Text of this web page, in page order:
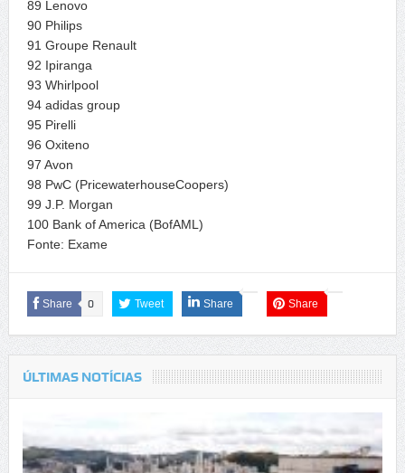
89 Lenovo
90 Philips
91 Groupe Renault
92 Ipiranga
93 Whirlpool
94 adidas group
95 Pirelli
96 Oxiteno
97 Avon
98 PwC (PricewaterhouseCoopers)
99 J.P. Morgan
100 Bank of America (BofAML)
Fonte: Exame
Share 0 Tweet Share Share
ÚLTIMAS NOTÍCIAS